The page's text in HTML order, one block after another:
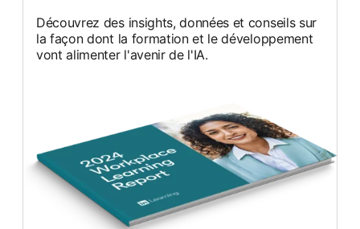
Découvrez des insights, données et conseils sur
la façon dont la formation et le développement
vont alimenter l'avenir de l'IA.